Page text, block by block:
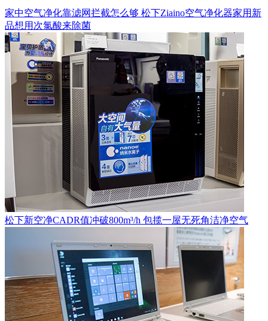
家中空气净化靠滤网拦截怎么够 松下Ziaino空气净化器家用新
品想用次氯酸来除菌
松下新空净CADR值冲破800m³/h 包揽一屋无死角洁净空气